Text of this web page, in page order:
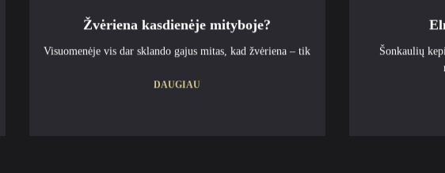
Žvėriena kasdienėje mityboje?
Visuomenėje vis dar sklando gajus mitas, kad žvėriena – tik
DAUGIAU
Šonkaulių